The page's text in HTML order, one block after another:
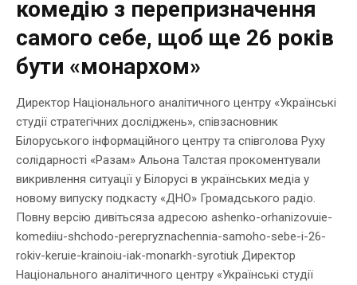
комедію з перепризначення
самого себе, щоб ще 26 років
бути «монархом»
Директор Національного аналітичного центру «Українські
студії стратегічних досліджень», співзасновник
Білоруського інформаційного центру та співголова Руху
солідарності «Разам» Альона Талстая прокоментували
викривлення ситуації у Білорусі в українських медіа у
новому випуску подкасту «ДНО» Громадського радіо.
Повну версію дивітьсяза адресою ashenko-orhanizovuie-
komediiu-shchodo-perepryznachennia-samoho-sebe-i-26-
rokiv-keruie-krainoiu-iak-monarkh-syrotiuk Директор
Національного аналітичного центру «Українські студії